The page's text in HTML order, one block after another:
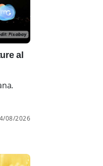
al
08/2026